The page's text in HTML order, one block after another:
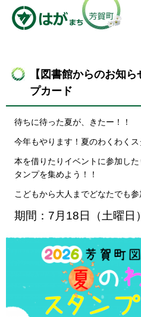
【図書館からのお知
プカード
待ちに待った夏が、きたー！！
今年もやります！夏のわくわくス
本を借りたりイベントに参加し
タンプを集めよう！！
こどもから大人までどなたでも参
期間：7月18日（土曜日